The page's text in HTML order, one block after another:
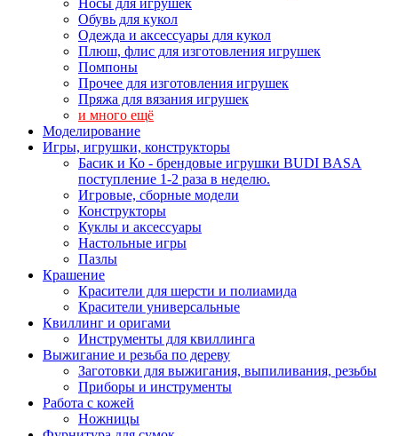
Носы для игрушек
Обувь для кукол
Одежда и аксессуары для кукол
Плюш, флис для изготовления игрушек
Помпоны
Прочее для изготовления игрушек
Пряжа для вязания игрушек
и много ещё
Моделирование
Игры, игрушки, конструкторы
Басик и Ко - брендовые игрушки BUDI BASA
поступление 1-2 раза в неделю.
Игровые, сборные модели
Конструкторы
Куклы и аксессуары
Настольные игры
Пазлы
Крашение
Красители для шерсти и полиамида
Красители универсальные
Квиллинг и оригами
Инструменты для квиллинга
Выжигание и резьба по дереву
Заготовки для выжигания, выпиливания, резьбы
Приборы и инструменты
Работа с кожей
Ножницы